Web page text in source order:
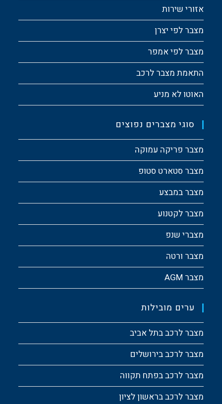
אזורי שירות
מצבר לפי יצרן
מצבר לפי אמפר
התאמת מצבר לרכב
האוטו לא מניע
סוגי מצברים נפוצים
מצבר פריקה עמוקה
מצבר סטארט סטופ
מצבר במבצע
מצבר לקטנוע
מצברי שנפ
מצבר ורטה
מצבר AGM
ערים מובילות
מצבר לרכב בתל אביב
מצבר לרכב בירושלים
מצבר לרכב בפתח תקווה
מצבר לרכב בראשון לציון